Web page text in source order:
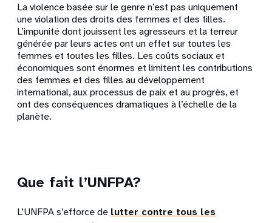
La violence basée sur le genre n’est pas uniquement
une violation des droits des femmes et des filles.
L’impunité dont jouissent les agresseurs et la terreur
générée par leurs actes ont un effet sur toutes les
femmes et toutes les filles. Les coûts sociaux et
économiques sont énormes et limitent les contributions
des femmes et des filles au développement
international, aux processus de paix et au progrès, et
ont des conséquences dramatiques à l’échelle de la
planète.
Que fait l’UNFPA?
L’UNFPA s’efforce de lutter contre tous les